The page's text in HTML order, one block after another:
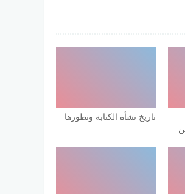
تاريخ نشأة الكتابة وتطورها